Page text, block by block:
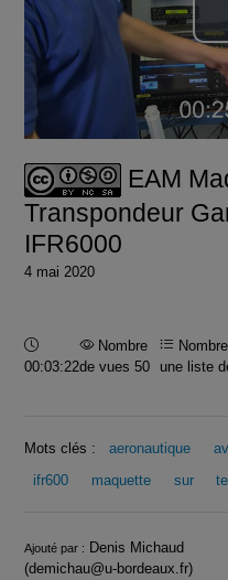
EAM
Transpondeur
IFR6000
4 mai 2020
Durée :
00:03:22
Nombre
de vues 50
une liste
Mots clés : aeronautique
ifr600
maquette sur
Infos
Ajouté par : Denis Michaud
(demichau@u-bordeaux.fr)